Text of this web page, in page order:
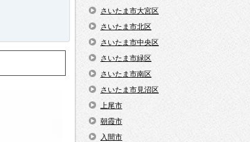
さいたま市大宮区
さいたま市北区
さいたま市中央区
さいたま市緑区
さいたま市南区
さいたま市見沼区
上尾市
朝霞市
入間市